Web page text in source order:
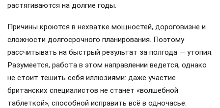
растягиваются на долгие годы.
Причины кроются в нехватке мощностей, дороговизне и
сложности долгосрочного планирования. Поэтому
рассчитывать на быстрый результат за полгода — утопия.
Разумеется, работа в этом направлении ведется, однако
не стоит тешить себя иллюзиями: даже участие
британских специалистов не станет «волшебной
таблеткой», способной исправить всё в одночасье.